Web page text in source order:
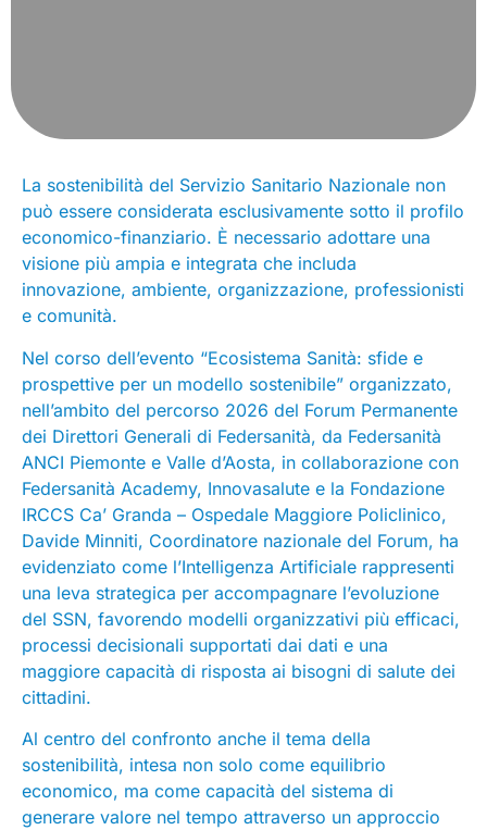
La sostenibilità del Servizio Sanitario Nazionale non
può essere considerata esclusivamente sotto il profilo
economico-finanziario. È necessario adottare una
visione più ampia e integrata che includa
innovazione, ambiente, organizzazione, professionisti
e comunità.
Nel corso dell’evento “Ecosistema Sanità: sfide e
prospettive per un modello sostenibile” organizzato,
nell’ambito del percorso 2026 del Forum Permanente
dei Direttori Generali di Federsanità, da Federsanità
ANCI Piemonte e Valle d’Aosta, in collaborazione con
Federsanità Academy, Innovasalute e la Fondazione
IRCCS Ca’ Granda – Ospedale Maggiore Policlinico,
Davide Minniti, Coordinatore nazionale del Forum, ha
evidenziato come l’Intelligenza Artificiale rappresenti
una leva strategica per accompagnare l’evoluzione
del SSN, favorendo modelli organizzativi più efficaci,
processi decisionali supportati dai dati e una
maggiore capacità di risposta ai bisogni di salute dei
cittadini.
Al centro del confronto anche il tema della
sostenibilità, intesa non solo come equilibrio
economico, ma come capacità del sistema di
generare valore nel tempo attraverso un approccio